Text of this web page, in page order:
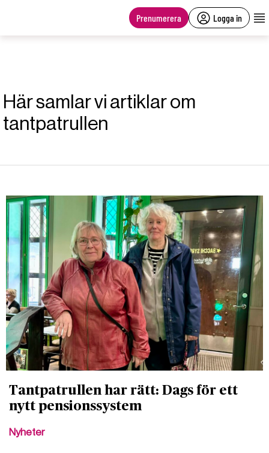
Prenumerera Logga in
Här samlar vi artiklar om
tantpatrullen
Tantpatrullen har rätt: Dags för ett
nytt pensionssystem
Nyheter